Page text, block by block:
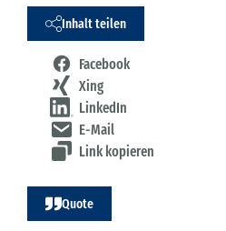
Inhalt teilen
Facebook
Xing
LinkedIn
E-Mail
Link kopieren
Quote